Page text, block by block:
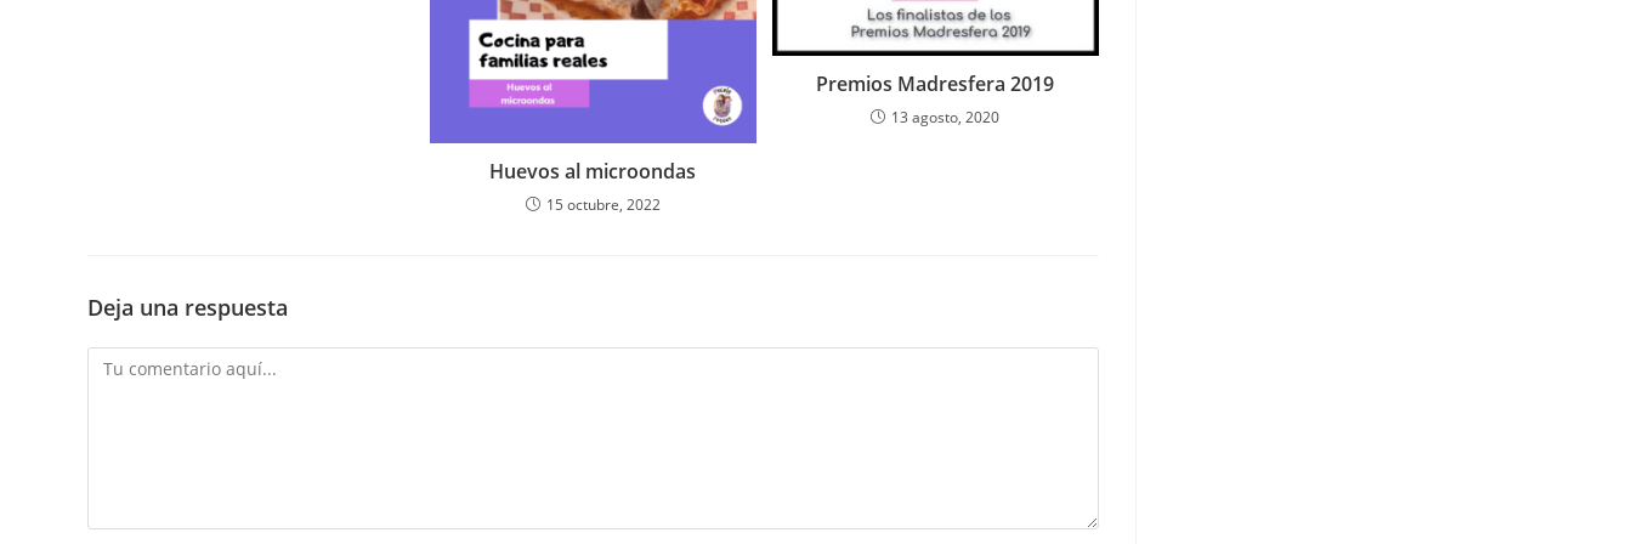
Huevos al microondas
15 octubre, 2022
Premios Madresfera 2019
13 agosto, 2020
Deja una respuesta